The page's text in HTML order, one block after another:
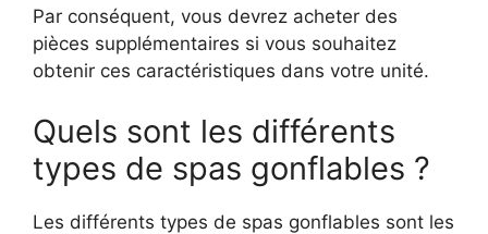
Par conséquent, vous devrez acheter des
pièces supplémentaires si vous souhaitez
obtenir ces caractéristiques dans votre unité.
Quels sont les différents
types de spas gonflables ?
Les différents types de spas gonflables sont les